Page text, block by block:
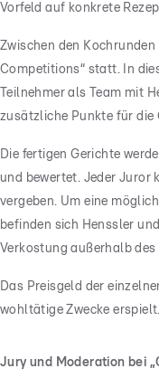
Vorfeld auf konkrete
Zwischen den
Competitions“ statt. In
Teilnehmer als Team mit
zusätzliche Punkte für die
Die fertigen Gerichte
und bewertet. Jeder Juror
vergeben. Um eine
befinden sich Henssler
Verkostung außerhalb des
Das Preisgeld der
wohltätige Zwecke erspielt.
Jury und Moderation bei